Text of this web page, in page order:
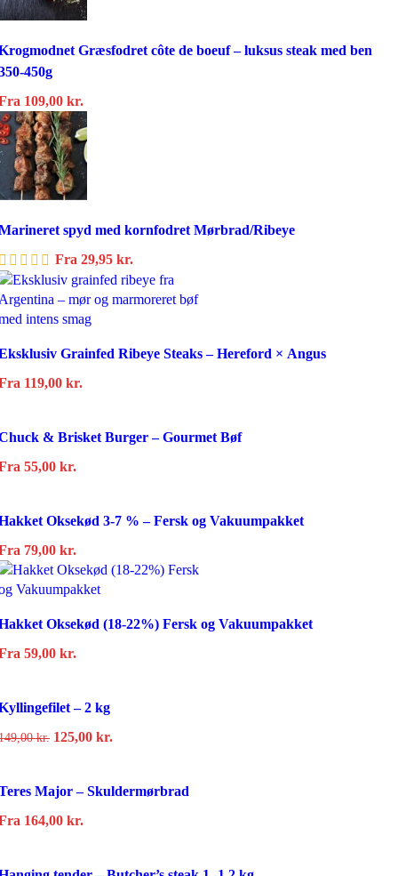
Græsfodret côte de boeuf – luksus steak med ben
450g
109,00 kr.
spyd med kornfodret Mørbrad/Ribeye
Fra 29,95 kr.
Grainfed Ribeye Steaks – Hereford × Angus
119,00 kr.
& Brisket Burger – Gourmet Bøf
55,00 kr.
Oksekød 3-7 % – Fersk og Vakuumpakket
79,00 kr.
Oksekød (18-22%) Fersk og Vakuumpakket
59,00 kr.
– 2 kg
kr. Den
var:
149,00 kr..
125,00 kr.
er:
Major – Skuldermørbrad
164,00 kr.